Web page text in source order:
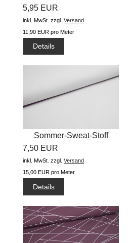
5,95 EUR
inkl. MwSt. zzgl. Versand
11,90 EUR pro Meter
Details
Sommer-Sweat-Stoff
7,50 EUR
inkl. MwSt. zzgl. Versand
15,00 EUR pro Meter
Details